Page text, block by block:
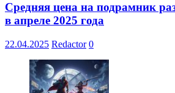
Средняя цена на подрамник
в апреле 2025 года
22.04.2025 Redactor 0